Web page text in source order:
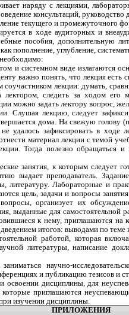
наряду с лекциями,
консультаций,
текущего и промежуточного
в ходе аудиторных и
пособия, дополнительную
пополнение, углубление,
и системном виде излагаются
важно понять, что лекция есть
лекции: думать,
лектором, следить за ходом его
можно задать лектору вопрос,
Слушая лекцию, следует
дома. На свежую голову
удалось зафиксировать в ходе
материал лекции с темой
Тогда полезно обращаться
занятия, к которым следует
выдает преподаватель.
литературу. Лабораторные и
цель, задачи и вопросы
организует их
выданные для самостоятельной
к нему, приглашаются на
итогов: выводами по
работой, которая
литературы, написание
научно-
и публикацию тезисов и
освоении дисциплины, для
которые приглашаются
изучении дисциплины.
ПРИЛОЖЕНИЯ